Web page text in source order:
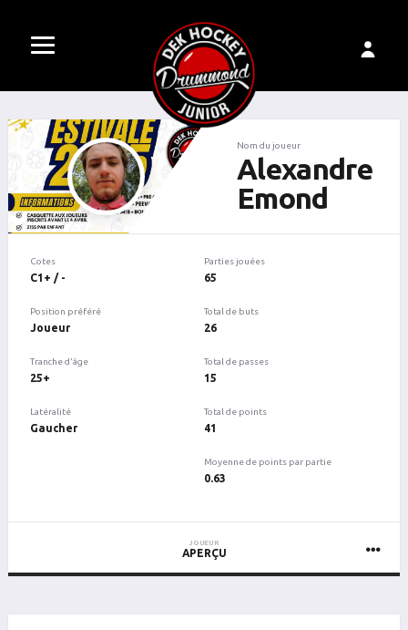
Nom du joueur
Alexandre
Emond
Cotes
C1+ / -
Position préféré
Joueur
Tranche d'âge
25+
Latéralité
Gaucher
Parties jouées
65
Total de buts
26
Total de passes
15
Total de points
41
Moyenne de points par partie
0.63
JOUEUR
APERÇU